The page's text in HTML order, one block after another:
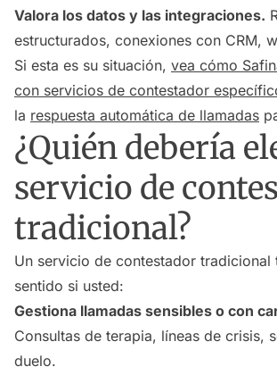
Valora los datos y las integraciones.
estructurados, conexiones con CRM,
Si esta es su situación, vea cómo
con servicios de contestador
la respuesta automática de llamadas
¿Quién debería
servicio de
tradicional?
Un servicio de contestador tradicional
sentido si usted:
Gestiona llamadas sensibles o con
Consultas de terapia, líneas de crisis,
duelo.